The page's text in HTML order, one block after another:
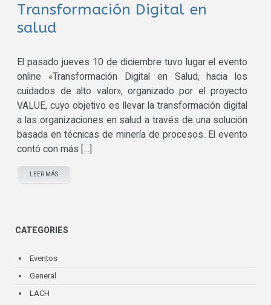
ACTIVIDADES
COMUNICACIÓN
CONTACTA
Transformación Digital en
salud
El pasado jueves 10 de diciembre tuvo lugar el evento
online «Transformación Digital en Salud, hacia los
cuidados de alto valor», organizado por el proyecto
VALUE, cuyo objetivo es llevar la transformación digital
a las organizaciones en salud a través de una solución
basada en técnicas de minería de procesos. El evento
contó con más […]
LEER MÁS
CATEGORIES
Eventos
General
LACH